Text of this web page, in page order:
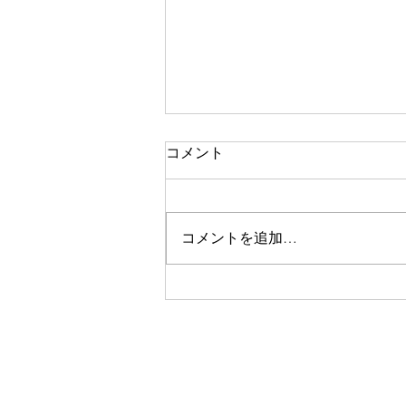
調和
コメント
コメントを追加…